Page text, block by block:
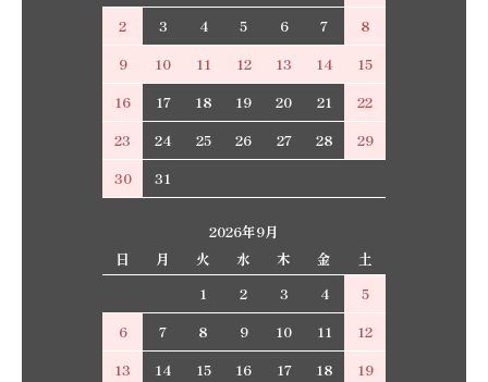
2
3 4 5 6 7
8
9
10 11 12 13 14
15
16
17 18 19 20 21
22
23
24 25 26 27 28
29
30
31
2026年9月
日
月 火 水 木 金
土
1
2 3 4
5
6
7 8 9 10 11
12
13
14 15 16 17 18
19